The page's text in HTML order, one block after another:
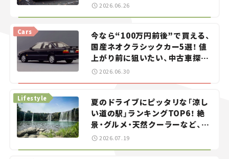
2026.06.26
今なら“100万円前後”で買える、
国産ネオクラシックカー5選！ 値
上がり前に狙いたい、中古車探し
をお手伝い――ちょっとイケてるマ
Cars
2026.06.30
夏のドライブにピッタリな「涼し
い道の駅」ランキングTOP6！ 絶
景・グルメ・天然クーラーなど、避
暑におすすめのスポットを紹介
Lifestyle
2026.07.19